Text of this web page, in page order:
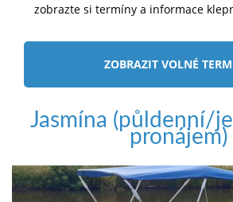
zobrazte si termíny a informace
ZOBRAZIT VOLNÉ
Jasmína (půldenní/
pronájem)